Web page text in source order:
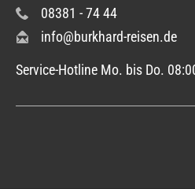
08381 - 74 44
info@burkhard-reisen.de
Service-Hotline Mo. bis Do.